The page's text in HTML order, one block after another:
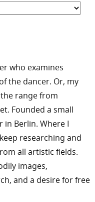
who examines
the dancer. Or, my
range from
Founded a small
in Berlin. Where I
researching and
all artistic fields.
images,
and a desire for free